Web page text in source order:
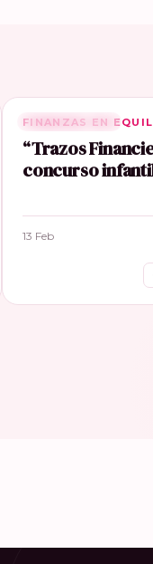
RELACIONADA
FINANZAS EN
“Trazos
concurso
13 Feb